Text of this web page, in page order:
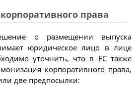
права
о размещении выпуска
юридическое лицо в лице
уточнить, что в ЕС также
корпоративного права,
две предпосылки: